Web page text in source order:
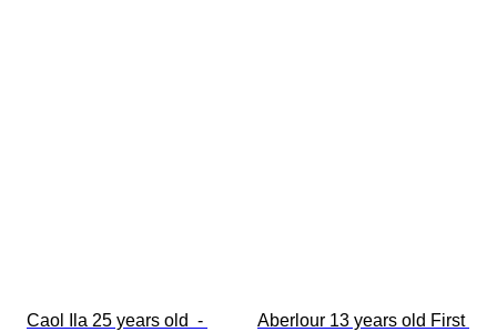
Caol Ila 25 years old  -
Aberlour 13 years old First